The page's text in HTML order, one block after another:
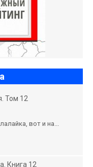
Том 12
вот и на...
Книга 12